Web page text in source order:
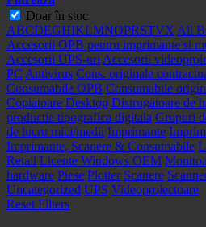
Doar în stoc
ABCDEGHIKLMNOPRSTVX All
Accesorii OPB pentru imprimante si
Accesorii UPS-uri Accesorii
PC Antivirus Cons. originale
Consumabile OPB Consumabile
Copiatoare Desktop Distrugatoare de
productie tipografica digitala Grupuri
de lucru mici/medii Imprimante
Imprimante, Scanere & Consumabile
Retail Licente Windows OEM
hardware Piese Plotter Scanere
Uncategorized UPS Videoproiectoare
Reset Filters